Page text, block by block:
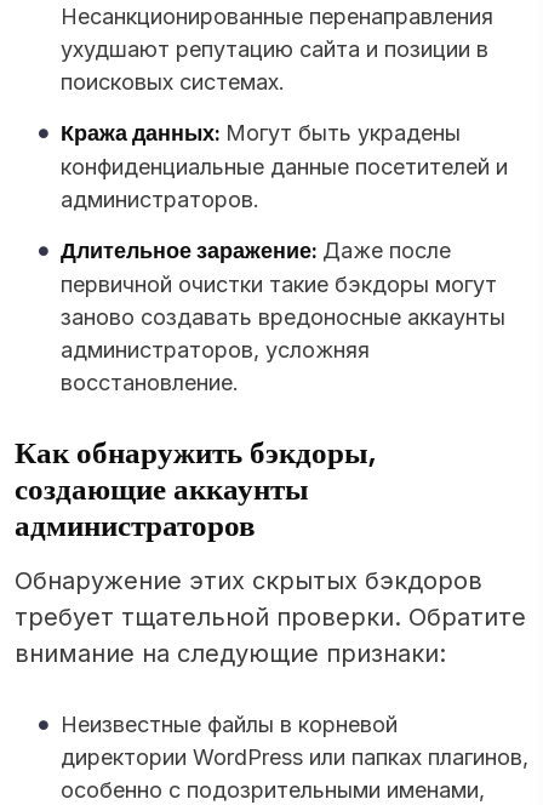
Несанкционированные перенаправления
ухудшают репутацию сайта и позиции в
поисковых системах.
Кража данных: Могут быть украдены
конфиденциальные данные посетителей и
администраторов.
Длительное заражение: Даже после
первичной очистки такие бэкдоры могут
заново создавать вредоносные аккаунты
администраторов, усложняя
восстановление.
Как обнаружить бэкдоры,
создающие аккаунты
администраторов
Обнаружение этих скрытых бэкдоров
требует тщательной проверки. Обратите
внимание на следующие признаки:
Неизвестные файлы в корневой
директории WordPress или папках плагинов,
особенно с подозрительными именами,